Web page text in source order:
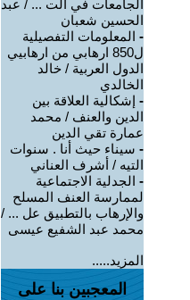
الجامعات في الت ... / عبد
الحسين شعبان
- المعلومات التفصيلية
ل850 ارهابي من ارهابيي
الدول العربية / خالد
الخالدي
- إشكالية العلاقة بين
الدين والعنف / محمد
عمارة تقي الدين
- سيناء حيث أنا . سنوات
التيه / أشرف العناني
- الجدلية الاجتماعية
لممارسة العنف المسلح
والإرهاب بالتطبيق عل ... /
محمد عبد الشفيع عيسى
المزيد.....
المعجبين بنا على